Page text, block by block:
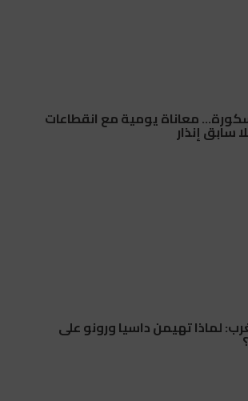
معاناة يومية مع انقطاعات
سابق إنذار
لماذا تهيمن داسيا ورونو على